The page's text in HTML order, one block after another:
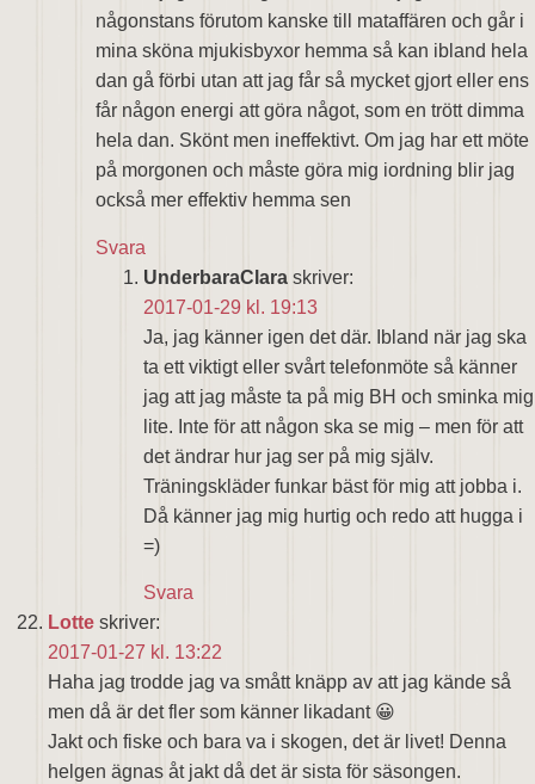
någonstans förutom kanske till mataffären och går i
mina sköna mjukisbyxor hemma så kan ibland hela
dan gå förbi utan att jag får så mycket gjort eller ens
får någon energi att göra något, som en trött dimma
hela dan. Skönt men ineffektivt. Om jag har ett möte
på morgonen och måste göra mig iordning blir jag
också mer effektiv hemma sen
Svara
UnderbaraClara skriver:
2017-01-29 kl. 19:13
Ja, jag känner igen det där. Ibland när jag ska
ta ett viktigt eller svårt telefonmöte så känner
jag att jag måste ta på mig BH och sminka mig
lite. Inte för att någon ska se mig – men för att
det ändrar hur jag ser på mig själv.
Träningskläder funkar bäst för mig att jobba i.
Då känner jag mig hurtig och redo att hugga i
=)
Svara
Lotte skriver:
2017-01-27 kl. 13:22
Haha jag trodde jag va smått knäpp av att jag kände så
men då är det fler som känner likadant 😀
Jakt och fiske och bara va i skogen, det är livet! Denna
helgen ägnas åt jakt då det är sista för säsongen.